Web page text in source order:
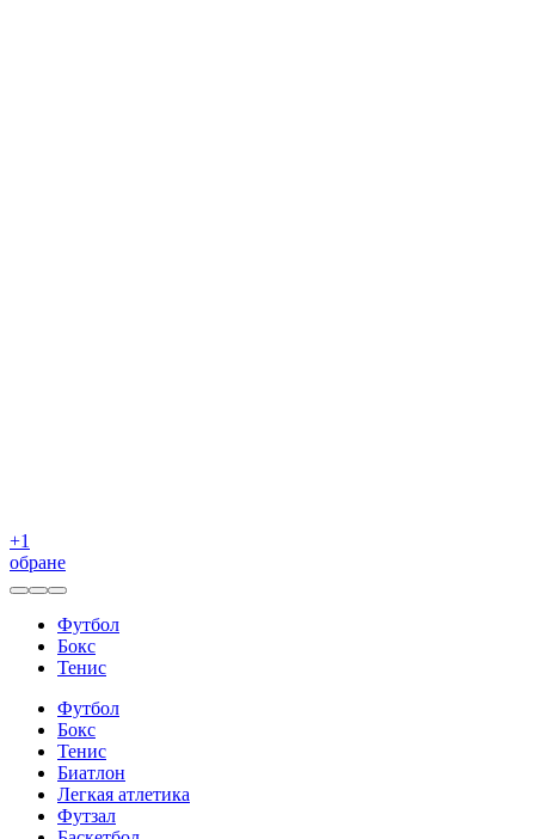
+1
обране
Футбол
Бокс
Тенис
Футбол
Бокс
Тенис
Биатлон
Легкая атлетика
Футзал